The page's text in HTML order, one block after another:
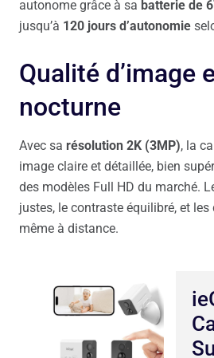
autonome grâce à sa batterie de
jusqu’à 120 jours d’autonomie
Qualité d’image
nocturne
Avec sa résolution 2K (3MP), la
image claire et détaillée, bien
des modèles Full HD du marché.
justes, le contraste équilibré, et
même à distance.